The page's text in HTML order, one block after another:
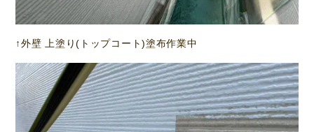
↑外壁 上塗り(トップコート)塗布作業中